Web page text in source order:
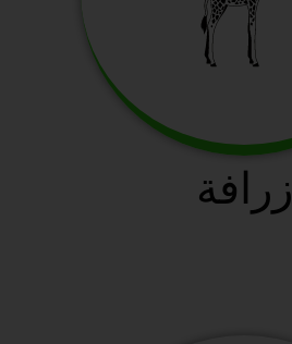
زرافة
سافانا